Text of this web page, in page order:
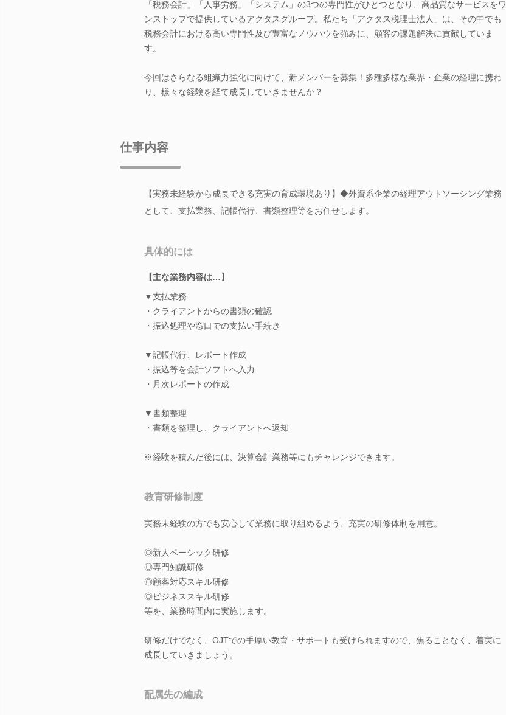
「税務会計」「人事労務」「システム」の3つの専門性がひとつとなり、高品質なサービスをワ
ンストップで提供しているアクタスグループ。私たち「アクタス税理士法人」は、その中でも
税務会計における高い専門性及び豊富なノウハウを強みに、顧客の課題解決に貢献していま
す。
今回はさらなる組織力強化に向けて、新メンバーを募集！多種多様な業界・企業の経理に携わ
り、様々な経験を経て成長していきませんか？
仕事内容
【実務未経験から成長できる充実の育成環境あり】◆外資系企業の経理アウトソーシング業務
として、支払業務、記帳代行、書類整理等をお任せします。
具体的には
【主な業務内容は…】
▼支払業務
・クライアントからの書類の確認
・振込処理や窓口での支払い手続き
▼記帳代行、レポート作成
・振込等を会計ソフトへ入力
・月次レポートの作成
▼書類整理
・書類を整理し、クライアントへ返却
※経験を積んだ後には、決算会計業務等にもチャレンジできます。
教育研修制度
実務未経験の方でも安心して業務に取り組めるよう、充実の研修体制を用意。
◎新人ベーシック研修
◎専門知識研修
◎顧客対応スキル研修
◎ビジネススキル研修
等を、業務時間内に実施します。
研修だけでなく、OJTでの手厚い教育・サポートも受けられますので、焦ることなく、着実に
成長していきましょう。
配属先の編成